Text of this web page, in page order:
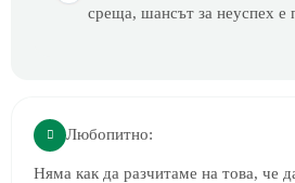
среща, шансът за неуспех е
Любопитно:
Няма как да разчитаме на това, че